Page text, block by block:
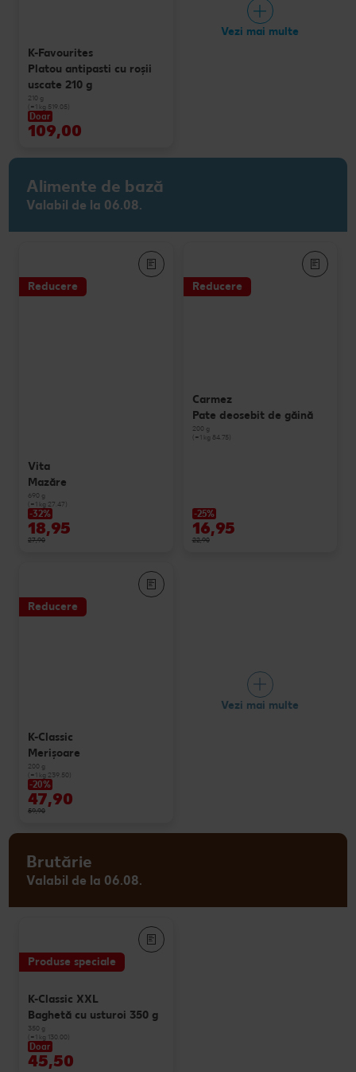
K-Favourites
Platou antipasti cu roșii
uscate 210 g
210 g
(=1 kg 519.05)
Doar
109,00
Vezi mai multe
Alimente de bază
Valabil de la 06.08.
Reducere
Vita
Mazăre
690 g
(=1 kg 27.47)
-32%
18,95
27,90
Reducere
Carmez
Pate deosebit de găină
200 g
(=1 kg 84.75)
-25%
16,95
22,90
Reducere
K-Classic
Merişoare
200 g
(=1 kg 239.50)
-20%
47,90
59,90
Vezi mai multe
Brutărie
Valabil de la 06.08.
Produse speciale
K-Classic XXL
Baghetă cu usturoi 350 g
350 g
(=1 kg 130.00)
Doar
45,50